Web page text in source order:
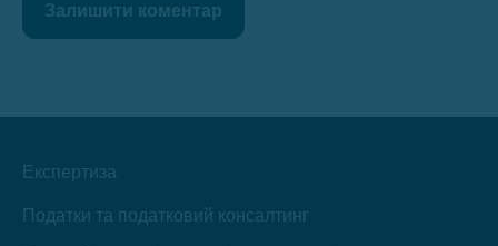
Залишити коментар
Експертиза
Податки та податковий консалтинг